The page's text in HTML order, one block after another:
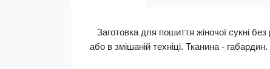
Заготовка для пошиття жіночої сукні
або в змішаній техніці. Тканина - габардин.